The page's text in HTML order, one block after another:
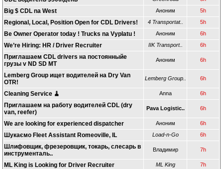
Big $ CDL na West Аноним 5h
Regional, Local, Position Open for CDL Drivers! 4 Transportat.. 5h
Be Owner Operator today ! Trucks na Vyplatu ! Аноним 6h
We’re Hiring: HR / Driver Recruiter IIK Transport.. 6h
Приглашаем CDL drivers на постоянныйе
грузы v ND SD MT
Аноним 6h
Lemberg Group ищет водителей на Dry Van
OTR!
Lemberg Group.. 6h
Cleaning Service 🧹 Anna 6h
Приглашаем на работу водителей CDL (dry
van, reefer)
Pava Logistic.. 6h
We are looking for experienced dispatcher Аноним 6h
Шукаємо Fleet Assistant Romeoville, IL Load-n-Go 6h
Шлифовщик, фрезеровщик, токарь, слесарь в
инструменталь..
Владимир 7h
ML King is Looking for Driver Recruiter ML King 7h